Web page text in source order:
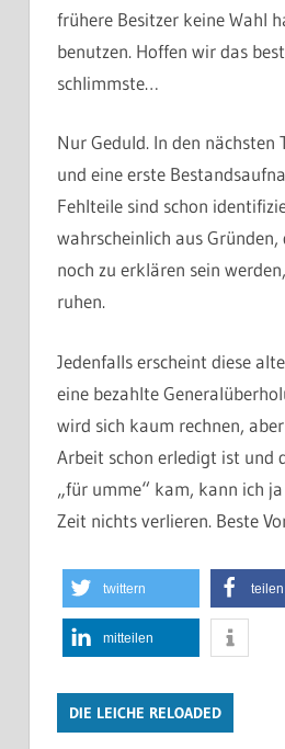
frühere Besitzer keine Wahl
benutzen. Hoffen wir das
schlimmste…
Nur Geduld. In den nächsten
und eine erste
Fehlteile sind schon
wahrscheinlich aus
noch zu erklären sein
ruhen.
Jedenfalls erscheint diese
eine bezahlte
wird sich kaum rechnen,
Arbeit schon erledigt ist und
„für umme“ kam, kann ich
Zeit nichts verlieren. Beste
twittern teilen
mitteilen
DIE LEICHE RELOADED